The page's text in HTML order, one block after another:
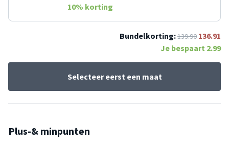
10% korting
Bundelkorting:139.90 136.91
Je bespaart 2.99
Selecteer eerst een maat
Plus-& minpunten